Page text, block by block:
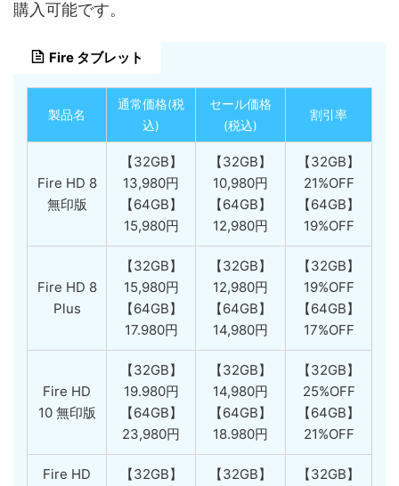
購入可能です。
Fire タブレット
製品名
通常価格(税
込)
セール価格
(税込)
割引率
Fire HD 8
無印版
【32GB】
13,980円
【64GB】
15,980円
【32GB】
10,980円
【64GB】
12,980円
【32GB】
21%OFF
【64GB】
19%OFF
Fire HD 8
Plus
【32GB】
15,980円
【64GB】
17.980円
【32GB】
12,980円
【64GB】
14,980円
【32GB】
19%OFF
【64GB】
17%OFF
Fire HD
10 無印版
【32GB】
19.980円
【64GB】
23,980円
【32GB】
14,980円
【64GB】
18.980円
【32GB】
25%OFF
【64GB】
21%OFF
Fire HD
【32GB】
【32GB】
【32GB】